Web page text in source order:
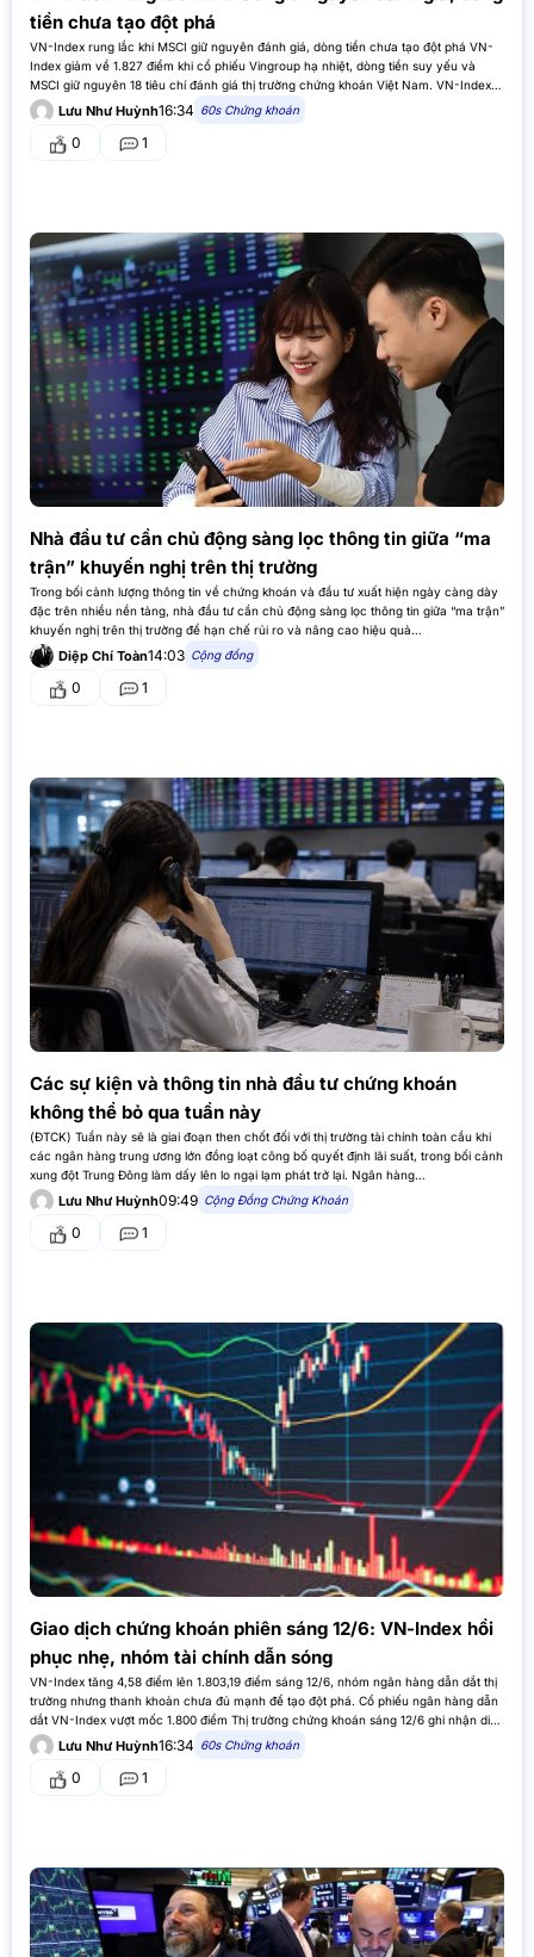
tiền chưa tạo đột phá
VN-Index rung lắc khi MSCI giữ nguyên đánh giá, dòng tiền chưa tạo đột phá VN-
Index giảm về 1.827 điểm khi cổ phiếu Vingroup hạ nhiệt, dòng tiền suy yếu và
MSCI giữ nguyên 18 tiêu chí đánh giá thị trường chứng khoán Việt Nam. VN-Index
giảm nhẹ khi cổ…
Lưu Như Huỳnh16:34 60s Chứng khoán
0 1
Nhà đầu tư cần chủ động sàng lọc thông tin giữa “ma
trận” khuyến nghị trên thị trường
Trong bối cảnh lượng thông tin về chứng khoán và đầu tư xuất hiện ngày càng dày
đặc trên nhiều nền tảng, nhà đầu tư cần chủ động sàng lọc thông tin giữa “ma trận”
khuyến nghị trên thị trường để hạn chế rủi ro và nâng cao hiệu quả…
Diệp Chí Toàn14:03 Cộng đồng
0 1
Các sự kiện và thông tin nhà đầu tư chứng khoán
không thể bỏ qua tuần này
(ĐTCK) Tuần này sẽ là giai đoạn then chốt đối với thị trường tài chính toàn cầu khi
các ngân hàng trung ương lớn đồng loạt công bố quyết định lãi suất, trong bối cảnh
xung đột Trung Đông làm dấy lên lo ngại lạm phát trở lại. Ngân hàng…
Lưu Như Huỳnh09:49 Cộng Đồng Chứng Khoán
0 1
Giao dịch chứng khoán phiên sáng 12/6: VN-Index hồi
phục nhẹ, nhóm tài chính dẫn sóng
VN-Index tăng 4,58 điểm lên 1.803,19 điểm sáng 12/6, nhóm ngân hàng dẫn dắt thị
trường nhưng thanh khoản chưa đủ mạnh để tạo đột phá. Cổ phiếu ngân hàng dẫn
dắt VN-Index vượt mốc 1.800 điểm Thị trường chứng khoán sáng 12/6 ghi nhận diễn
biến tích cực hơn…
Lưu Như Huỳnh16:34 60s Chứng khoán
0 1